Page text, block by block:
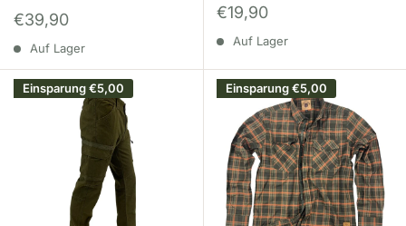
Sonderpreis
€39,90
Auf Lager
Sonderpreis
€19,90
Auf Lager
Einsparung€5,00 Einsparung€5,00